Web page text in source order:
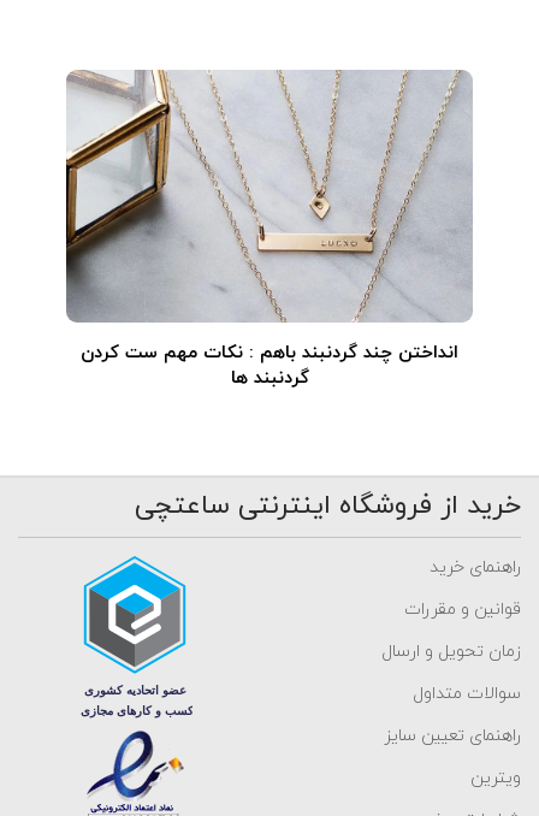
انداختن چند گردنبند باهم : نکات مهم ست کردن
گردنبند ها
خرید از فروشگاه اینترنتی ساعتچی
راهنمای خرید
قوانین و مقررات
زمان تحویل و ارسال
سوالات متداول
راهنمای تعیین سایز
ویترین